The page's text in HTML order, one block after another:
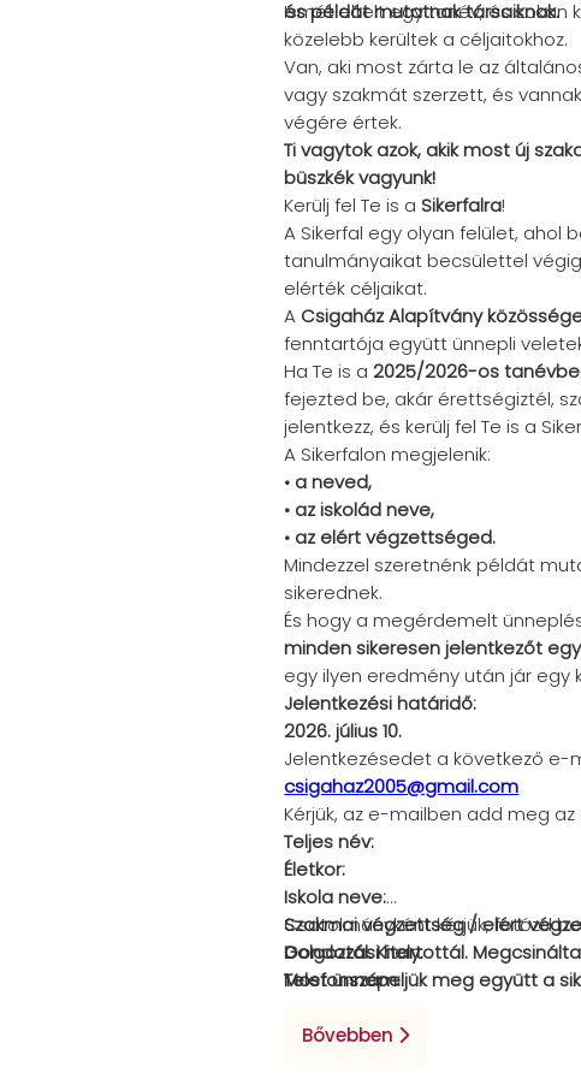
és példát mutatnak társaiknak.
Ismét eltelt egy tanév, és sokan
közelebb kerültek a céljaitokhoz.
Van, aki most zárta le az
vagy szakmát szerzett, és
végére értek.
Ti vagytok azok, akik most új
büszkék vagyunk!
Kerülj fel Te is a Sikerfalra!
A Sikerfal egy olyan felület, ahol
tanulmányaikat becsülettel
elérték céljaikat.
A Csigaház Alapítvány
fenntartója együtt ünnepli
Ha Te is a2025/2026-os
fejezted be, akár érettségiztél,
jelentkezz, és kerülj fel Te is a
A Sikerfalon megjelenik:
• a neved,
• az iskolád neve,
• az elért végzettséged.
Mindezzel szeretnénk példát
sikerednek.
És hogy a megérdemelt
minden sikeresen jelentkezőt
egy ilyen eredmény után jár egy
Jelentkezési határidő:
2026. július 10.
Jelentkezésedet a következő e-
csigahaz2005@gmail.com
Kérjük, az e-mailben add meg
Teljes név:
Életkor:
Iskola neve:
Szakmai végzettség / elért
Gondozási hely:
Telefonszám:
Gyám neve:
Csatolmányként kérjük, fotózd
Dolgoztál. Kitartottál.
Most ünnepeljük meg együtt a
Bővebben